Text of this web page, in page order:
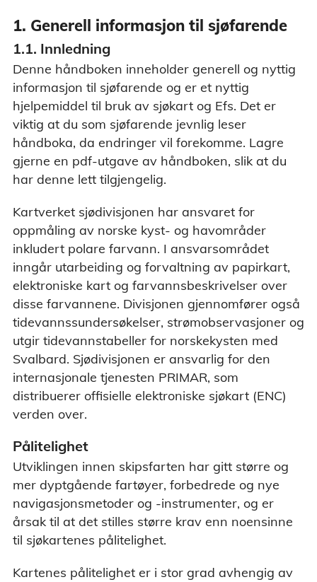
1. Generell informasjon til sjøfarende
1.1. Innledning
Denne håndboken inneholder generell og nyttig
informasjon til sjøfarende og er et nyttig
hjelpemiddel til bruk av sjøkart og Efs. Det er
viktig at du som sjøfarende jevnlig leser
håndboka, da endringer vil forekomme. Lagre
gjerne en pdf-utgave av håndboken, slik at du
har denne lett tilgjengelig.
Kartverket sjødivisjonen har ansvaret for
oppmåling av norske kyst- og havområder
inkludert polare farvann. I ansvarsområdet
inngår utarbeiding og forvaltning av papirkart,
elektroniske kart og farvannsbeskrivelser over
disse farvannene. Divisjonen gjennomfører også
tidevannssundersøkelser, strømobservasjoner og
utgir tidevannstabeller for norskekysten med
Svalbard. Sjødivisjonen er ansvarlig for den
internasjonale tjenesten PRIMAR, som
distribuerer offisielle elektroniske sjøkart (ENC)
verden over.
Pålitelighet
Utviklingen innen skipsfarten har gitt større og
mer dyptgående fartøyer, forbedrede og nye
navigasjonsmetoder og -instrumenter, og er
årsak til at det stilles større krav enn noensinne
til sjøkartenes pålitelighet.
Kartenes pålitelighet er i stor grad avhengig av